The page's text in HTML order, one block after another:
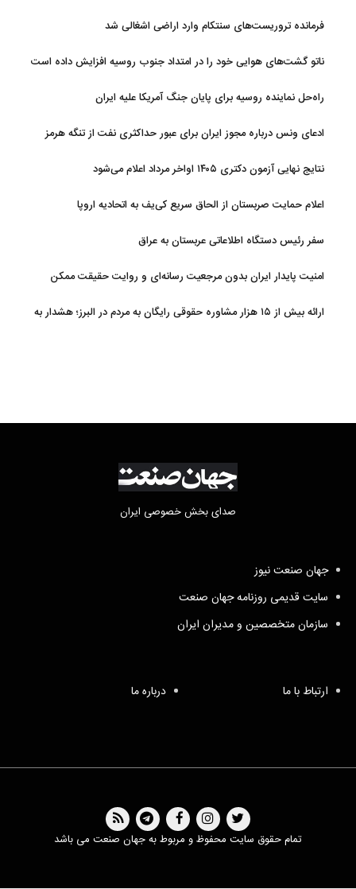
فرمانده تروریست‌های سنتکام وارد اراضی اشغالی شد
ناتو گشت‌های هوایی خود را در امتداد جنوب روسیه افزایش داده است
راه‌حل نماینده روسیه برای پایان جنگ آمریکا علیه ایران
ادعای ونس درباره مجوز ایران برای عبور حداکثری نفت از تنگه هرمز
نتایج نهایی آزمون دکتری ۱۴۰۵ اواخر مرداد اعلام می‌شود
اعلام حمایت صربستان از الحاق سریع کی‌یف به اتحادیه اروپا
سفر رئیس دستگاه اطلاعاتی عربستان به عراق
امنیت پایدار ایران بدون مرجعیت رسانه‌ای و روایت حقیقت ممکن
ارائه بیش از ۱۵ هزار مشاوره حقوقی رایگان به مردم در البرز؛ هشدار به
صدای بخش خصوصی ایران
جهان صنعت نیوز
سایت قدیمی روزنامه جهان صنعت
سازمان متخصصین و مدیران ایران
ارتباط با ما درباره ما
تمام حقوق سایت محفوظ و مربوط به جهان صنعت می باشد